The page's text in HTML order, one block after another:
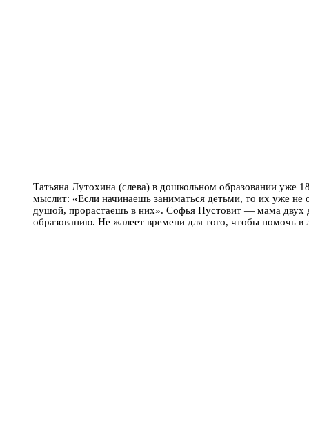
Татьяна Лутохина (слева) в дошкольном образовании уже
мыслит: «Если начинаешь заниматься детьми, то их уже не
душой, прорастаешь в них». Софья Пустовит — мама двух
образованию. Не жалеет времени для того, чтобы помочь в